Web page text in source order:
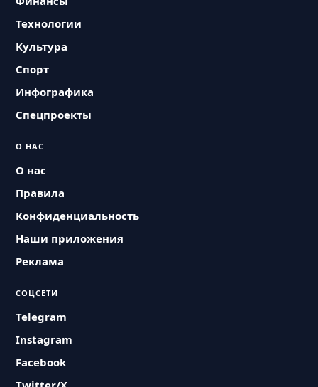
Технологии
Культура
Спорт
Инфографика
Спецпроекты
О НАС
О нас
Правила
Конфиденциальность
Наши приложения
Реклама
СОЦСЕТИ
Telegram
Instagram
Facebook